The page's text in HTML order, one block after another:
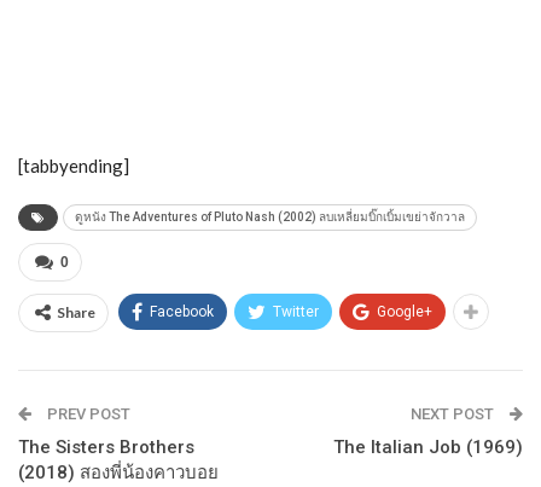
[tabbyending]
ดูหนัง The Adventures of Pluto Nash (2002) ลบเหลี่ยมบิ๊กเบิ้มเขย่าจักวาล
0
Share Facebook Twitter Google+
PREV POST
The Sisters Brothers
(2018) สองพี่น้องคาวบอย
NEXT POST
The Italian Job (1969)